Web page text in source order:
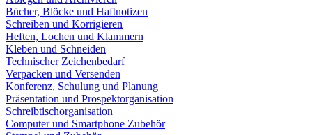
Bücher, Blöcke und Haftnotizen
Schreiben und Korrigieren
Heften, Lochen und Klammern
Kleben und Schneiden
Technischer Zeichenbedarf
Verpacken und Versenden
Konferenz, Schulung und Planung
Präsentation und Prospektorganisation
Schreibtischorganisation
Computer und Smartphone Zubehör